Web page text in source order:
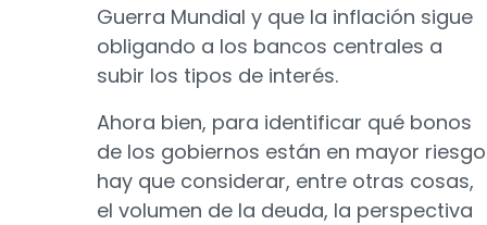
Guerra Mundial y que la inflación sigue
obligando a los bancos centrales a
subir los tipos de interés.
Ahora bien, para identificar qué bonos
de los gobiernos están en mayor riesgo
hay que considerar, entre otras cosas,
el volumen de la deuda, la perspectiva